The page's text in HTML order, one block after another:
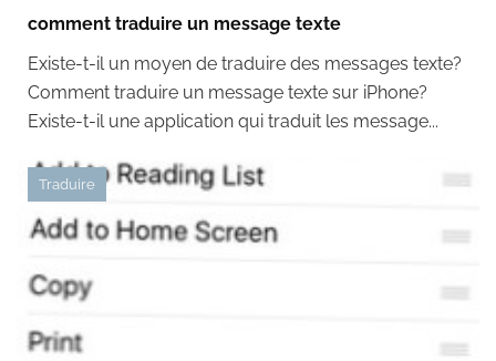
comment traduire un message texte
Existe-t-il un moyen de traduire des messages texte?
Comment traduire un message texte sur iPhone?
Existe-t-il une application qui traduit les message...
Traduire